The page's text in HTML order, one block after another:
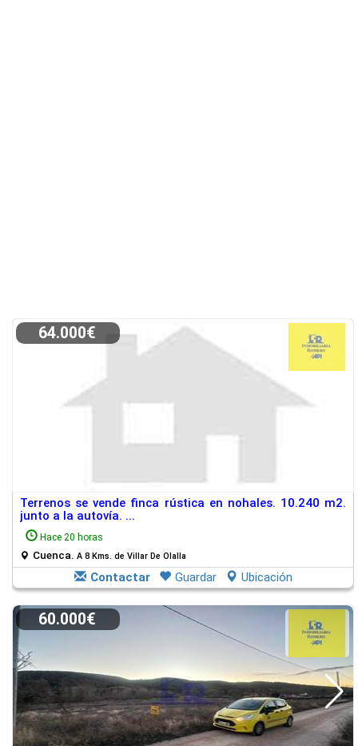
64.000€
Terrenos se vende finca rústica en nohales. 10.240 m2.
junto a la autovía. ...
Hace 20 horas
Cuenca. A 8 Kms. de Villar De Olalla
Contactar Guardar Ubicación
60.000€